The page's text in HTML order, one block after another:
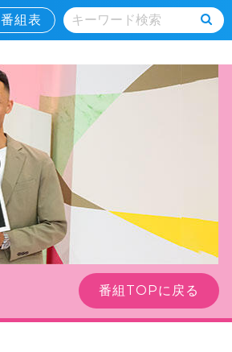
番組表
番組TOPに戻る